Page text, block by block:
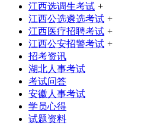
江西选调生考试 +
江西公选遴选考试 +
江西医疗招聘考试 +
江西公安招警考试 +
招考资讯
湖北人事考试
考试问答
安徽人事考试
学员心得
试题资料